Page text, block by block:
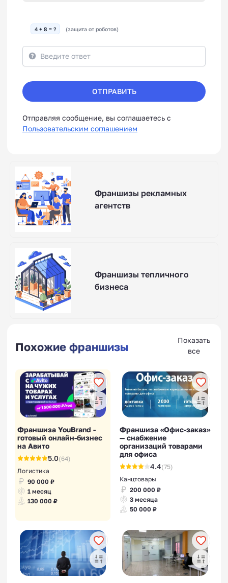
4 + 8 = ? (защита от роботов)
ОТПРАВИТЬ
Отправляя сообщение, вы соглашаетесь с
Пользовательским соглашением
Франшизы рекламных
агентств
Франшизы тепличного
бизнеса
Похожие франшизы
Показать
все
Франшиза YouBrand -
готовый онлайн-бизнес
на Авито
5.0(64)
Логистика
90 000 ₽
1 месяц
130 000 ₽
Франшиза «Офис-заказ»
— снабжение
организаций товарами
для офиса
4.4(75)
Канцтовары
200 000 ₽
3 месяца
50 000 ₽